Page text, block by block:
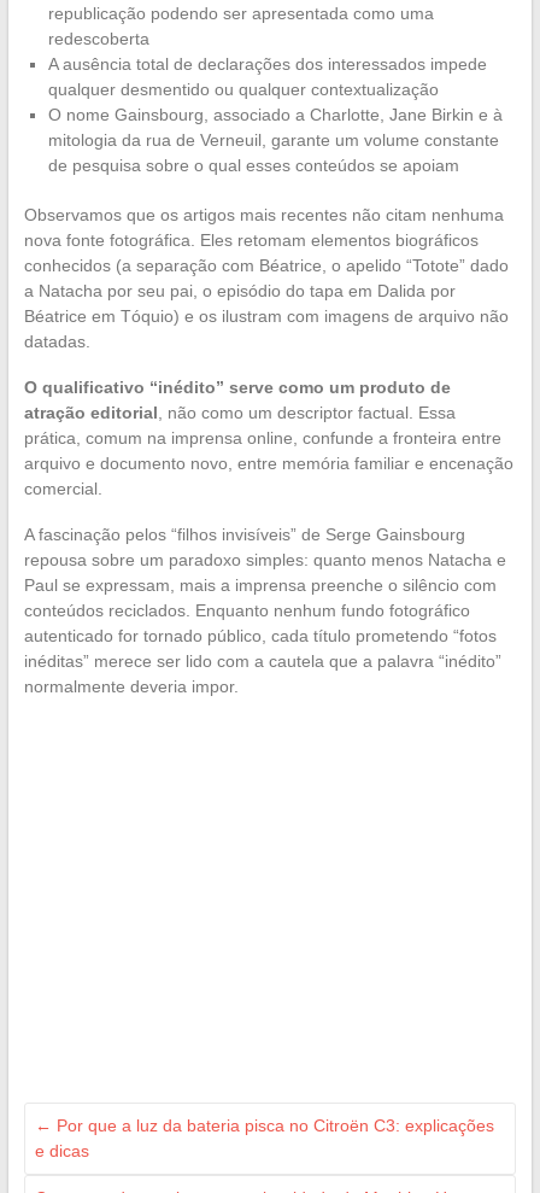
republicação podendo ser apresentada como uma
redescoberta
A ausência total de declarações dos interessados impede
qualquer desmentido ou qualquer contextualização
O nome Gainsbourg, associado a Charlotte, Jane Birkin e à
mitologia da rua de Verneuil, garante um volume constante
de pesquisa sobre o qual esses conteúdos se apoiam
Observamos que os artigos mais recentes não citam nenhuma
nova fonte fotográfica. Eles retomam elementos biográficos
conhecidos (a separação com Béatrice, o apelido “Totote” dado
a Natacha por seu pai, o episódio do tapa em Dalida por
Béatrice em Tóquio) e os ilustram com imagens de arquivo não
datadas.
O qualificativo “inédito” serve como um produto de
atração editorial, não como um descriptor factual. Essa
prática, comum na imprensa online, confunde a fronteira entre
arquivo e documento novo, entre memória familiar e encenação
comercial.
A fascinação pelos “filhos invisíveis” de Serge Gainsbourg
repousa sobre um paradoxo simples: quanto menos Natacha e
Paul se expressam, mais a imprensa preenche o silêncio com
conteúdos reciclados. Enquanto nenhum fundo fotográfico
autenticado for tornado público, cada título prometendo “fotos
inéditas” merece ser lido com a cautela que a palavra “inédito”
normalmente deveria impor.
← Por que a luz da bateria pisca no Citroën C3: explicações
e dicas